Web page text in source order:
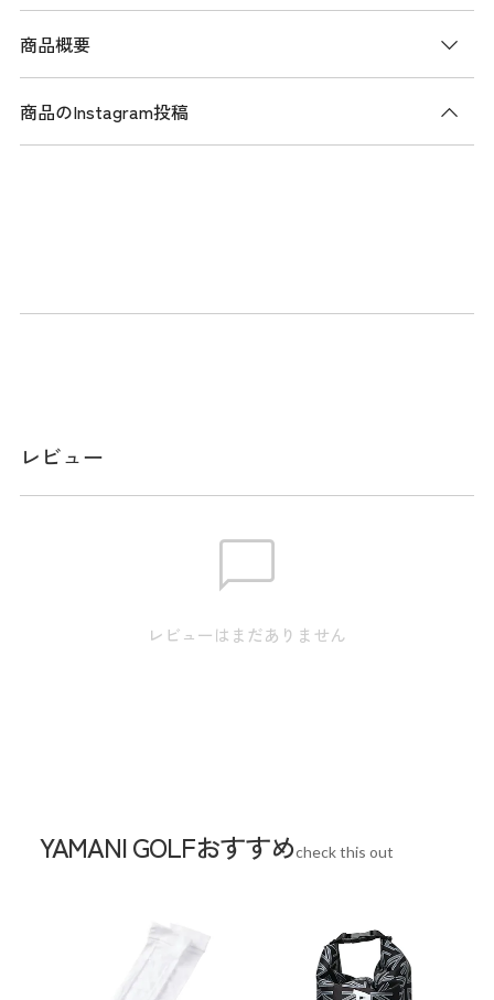
商品概要
商品説明
商品のInstagram投稿
レビュー
レビューはまだありません
YAMANI GOLFおすすめcheck this out